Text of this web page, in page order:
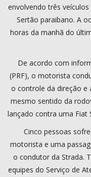
envolvendo três
Sertão paraibano. A
horas da manhã do
De acordo com
(PRF), o motorista
o controle da direção e
mesmo sentido da
lançado contra uma Fiat
Cinco pessoas
motorista e uma
o condutor da Strada.
equipes do Serviço de